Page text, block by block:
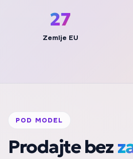
27
Zemlje EU
POD MODEL
Prodajte bez